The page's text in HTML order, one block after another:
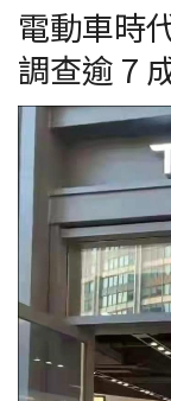
電動車時
調查逾 7